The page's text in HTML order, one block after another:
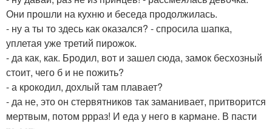
Они прошли на кухню и беседа продолжилась.
- ну а ты то здесь как оказался? - спросила шапка,
уплетая уже третий пирожок.
- да как, как. Бродил, вот и зашел сюда, замок бесхозный
стоит, чего б и не пожить?
- а крокодил, дохлый там плавает?
- да не, это он стервятников так заманивает, притворится
мертвым, потом ррраз! И еда у него в кармане. В пасти